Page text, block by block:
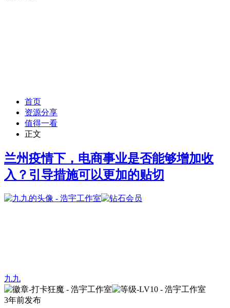
首页
资源分享
值得一看
正文
兰州疫情下，电商事业是否能够增加收
入？引导措施可以更加的贴切
九九
3年前发布